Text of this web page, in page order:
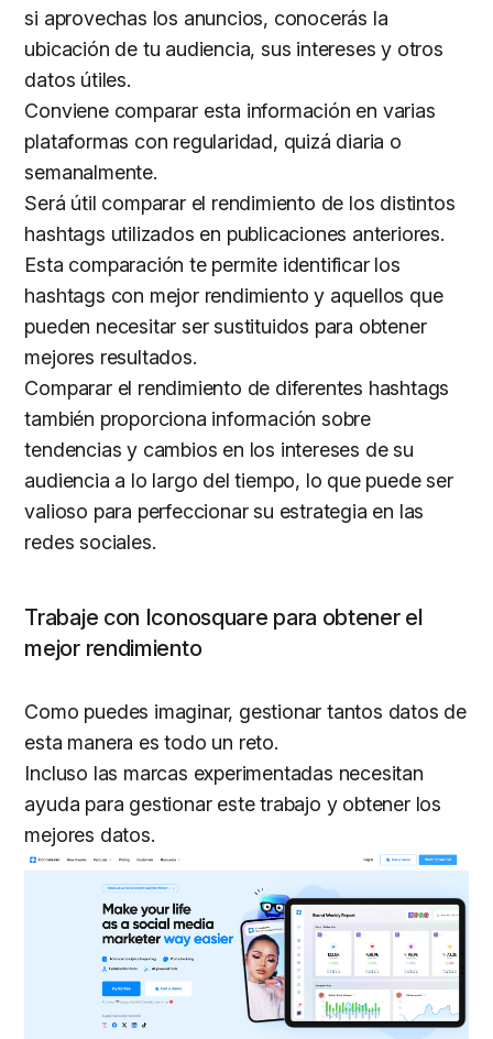
si aprovechas los anuncios, conocerás la
ubicación de tu audiencia, sus intereses y otros
datos útiles.
Conviene comparar esta información en varias
plataformas con regularidad, quizá diaria o
semanalmente.
Será útil comparar el rendimiento de los distintos
hashtags utilizados en publicaciones anteriores.
Esta comparación te permite identificar los
hashtags con mejor rendimiento y aquellos que
pueden necesitar ser sustituidos para obtener
mejores resultados.
Comparar el rendimiento de diferentes hashtags
también proporciona información sobre
tendencias y cambios en los intereses de su
audiencia a lo largo del tiempo, lo que puede ser
valioso para perfeccionar su estrategia en las
redes sociales.
Trabaje con Iconosquare para obtener el
mejor rendimiento
Como puedes imaginar, gestionar tantos datos de
esta manera es todo un reto.
Incluso las marcas experimentadas necesitan
ayuda para gestionar este trabajo y obtener los
mejores datos.